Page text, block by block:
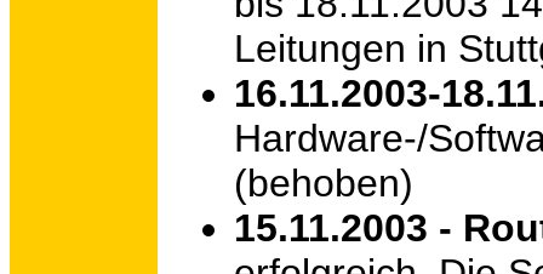
Leitungen in
16.11.2003-
Hardware-/
(behoben)
15.11.2003 -